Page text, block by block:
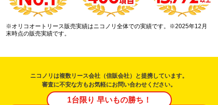
※オリコオートリース販売実績はニコノリ全体での実績です。※2025年12月
末時点の販売実績です。
ニコノリは複数リース会社（信販会社）と提携しています。
審査に不安な方もお気軽にお問い合わせください。
1台限り 早いもの勝ち！